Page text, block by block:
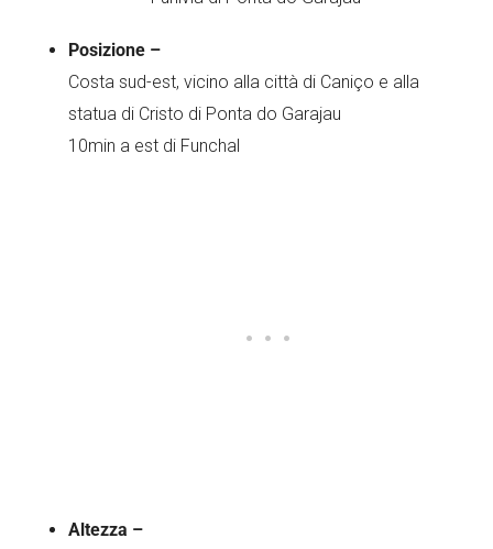
Posizione –
Costa sud-est, vicino alla città di Caniço e alla
statua di Cristo di Ponta do Garajau
10min a est di Funchal
Altezza –